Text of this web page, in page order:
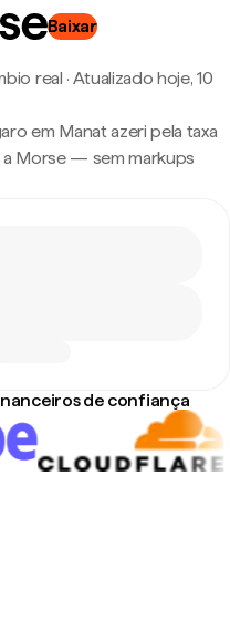
Baixar
real · Atualizado hoje, 10
em Manat azeri pela taxa
a Morse — sem markups
de confiança